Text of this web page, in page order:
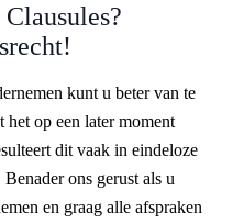
kunt u beter van te
het op een later moment
dit vaak in eindeloze
ons gerust als u
en graag alle afspraken